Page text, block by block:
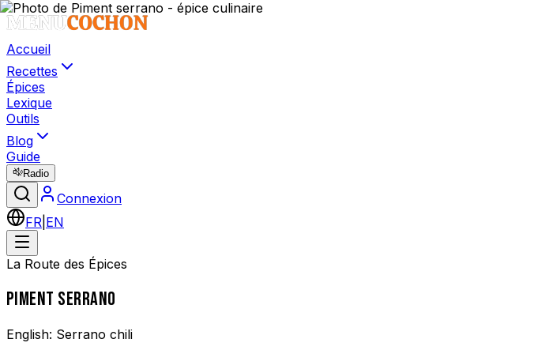
Accueil
Recettes
Épices
Lexique
Outils
Blog
Guide
Radio
Connexion
FR EN
La Route des Épices
PIMENT SERRANO
English: Serrano chili